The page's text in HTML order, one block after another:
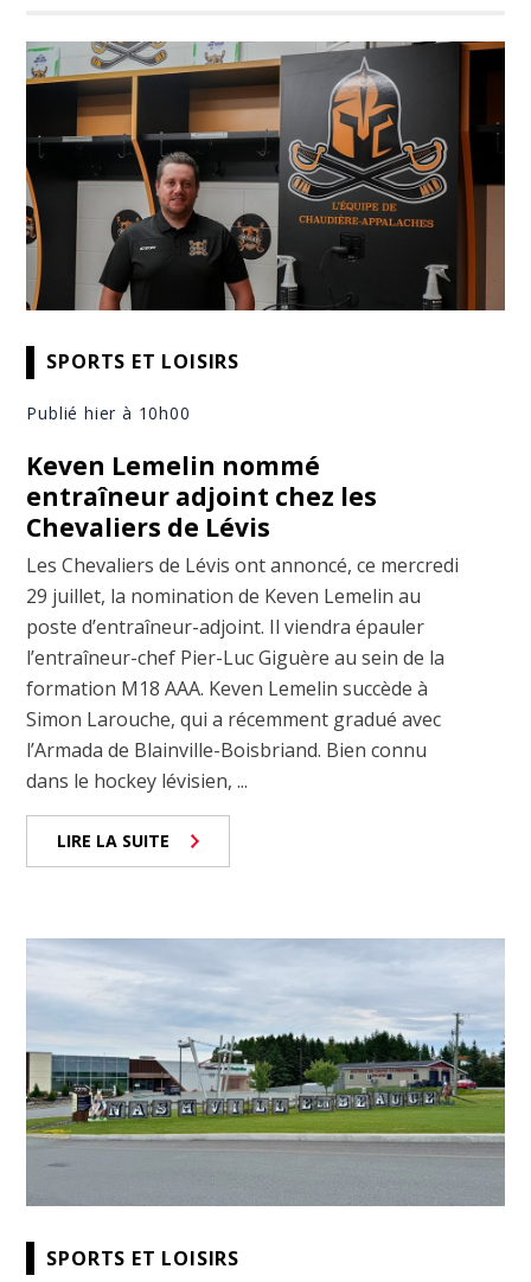
SPORTS ET LOISIRS
Publié hier à 10h00
Keven Lemelin nommé
entraîneur adjoint chez les
Chevaliers de Lévis
Les Chevaliers de Lévis ont annoncé, ce mercredi
29 juillet, la nomination de Keven Lemelin au
poste d’entraîneur-adjoint. Il viendra épauler
l’entraîneur-chef Pier-Luc Giguère au sein de la
formation M18 AAA. Keven Lemelin succède à
Simon Larouche, qui a récemment gradué avec
l’Armada de Blainville-Boisbriand. Bien connu
dans le hockey lévisien, ...
LIRE LA SUITE
SPORTS ET LOISIRS